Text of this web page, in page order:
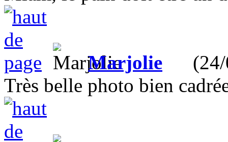
Marjolie (24/
Très belle photo bien